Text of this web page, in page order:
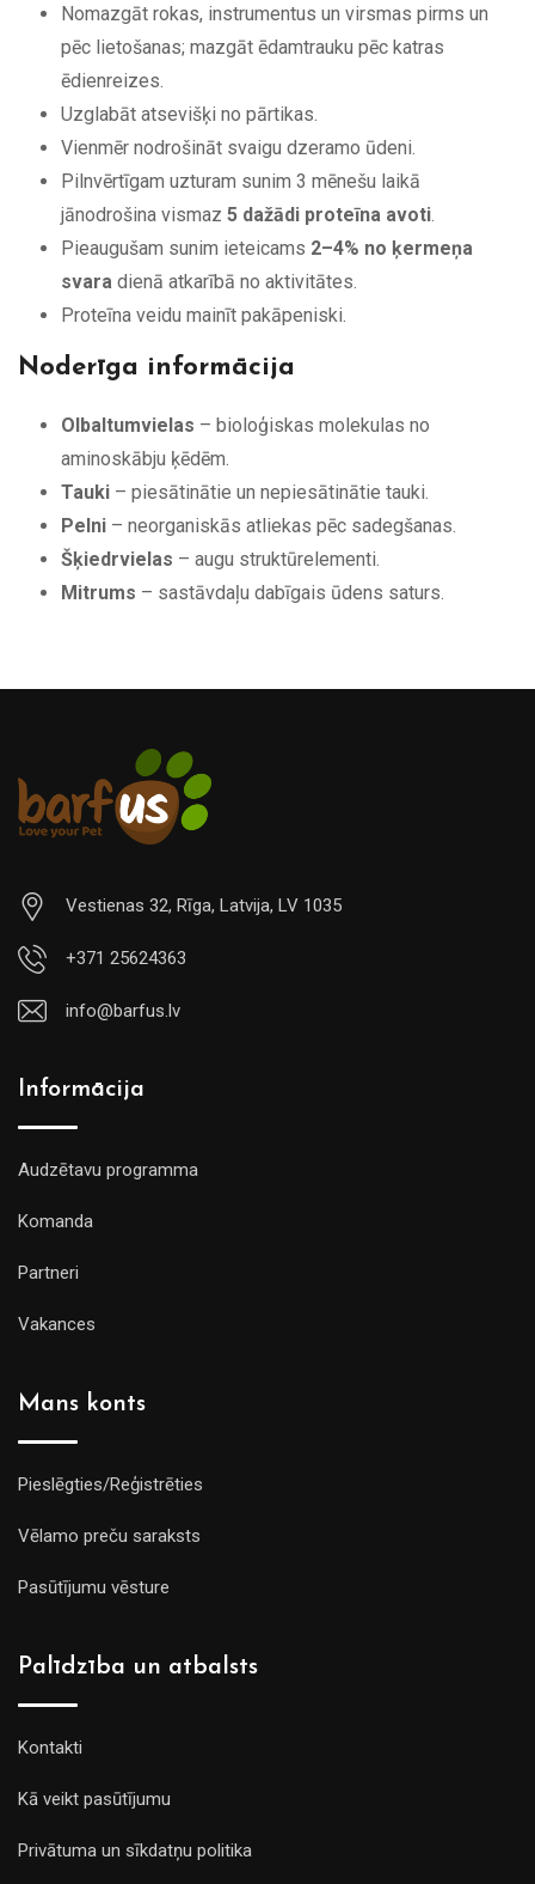
Nomazgāt rokas, instrumentus un virsmas pirms un
pēc lietošanas; mazgāt ēdamtrauku pēc katras
ēdienreizes.
Uzglabāt atsevišķi no pārtikas.
Vienmēr nodrošināt svaigu dzeramo ūdeni.
Pilnvērtīgam uzturam sunim 3 mēnešu laikā
jānodrošina vismaz 5 dažādi proteīna avoti
Pieaugušam sunim ieteicams 2–4% no ķermeņa
svara dienā atkarībā no aktivitātes.
Proteīna veidu mainīt pakāpeniski.
Noderīga informācija
Olbaltumvielas – bioloģiskas molekulas no
aminoskābju ķēdēm.
Tauki – piesātinātie un nepiesātinātie tauki.
Pelni – neorganiskās atliekas pēc sadegšanas.
Šķiedrvielas – augu struktūrelementi.
Mitrums – sastāvdaļu dabīgais ūdens saturs.
Vestienas 32, Rīga, Latvija, LV 1035
+371 25624363
info@barfus.lv
Informācija
Audzētavu programma
Komanda
Partneri
Vakances
Mans konts
Pieslēgties/Reģistrēties
Vēlamo preču saraksts
Pasūtījumu vēsture
Palīdzība un atbalsts
Kontakti
Kā veikt pasūtījumu
Privātuma un sīkdatņu politika